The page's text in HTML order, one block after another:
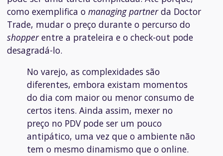
como exemplifica o managing partnerda Doctor
Trade, mudar o preço durante o percurso do
shopperentre a prateleira e o check-out pode
desagradá-lo.
No varejo, as complexidades são
diferentes, embora existam momentos
do dia com maior ou menor consumo de
certos itens. Ainda assim, mexer no
preço no PDV pode ser um pouco
antipático, uma vez que o ambiente não
tem o mesmo dinamismo que o online.